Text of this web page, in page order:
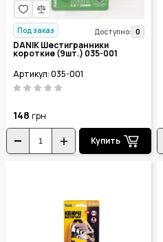
Под заказ Доступно: 0
DANIK Шестигранники
короткие (9шт.) 035-001
Артикул: 035-001
148 грн
Купить